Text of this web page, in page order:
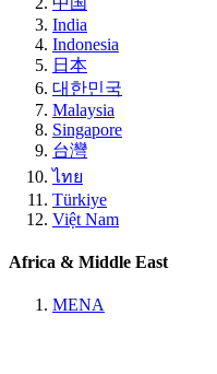
India
Indonesia
日本
대한민국
Malaysia
Singapore
台灣
ไทย
Türkiye
Việt Nam
Africa & Middle East
MENA